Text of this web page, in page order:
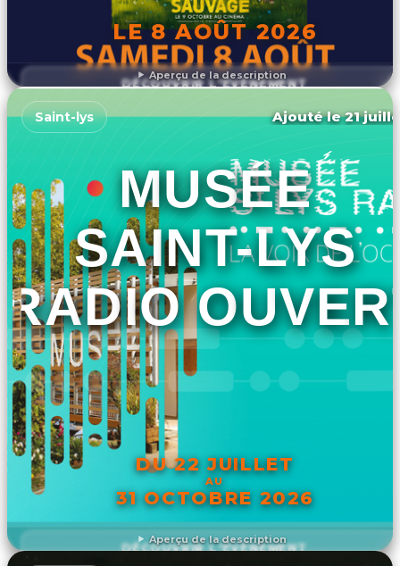
Aperçu de la description
LE 8 AOÛT 2026
DÉCOUVRIR L'ÉVÉNEMENT
Aperçu de la description
Saint-lys Ajouté le 21
MUSÉE
SAINT-LYS
RADIO
DU 22 JUILLET
AU
31 OCTOBRE 2026
DÉCOUVRIR L'ÉVÉNEMENT